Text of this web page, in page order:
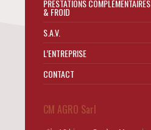
PRESTATIONS COMPLÉMENTAIRES
& FROID
S.A.V.
L’ENTREPRISE
CONTACT
CM AGRO Sarl